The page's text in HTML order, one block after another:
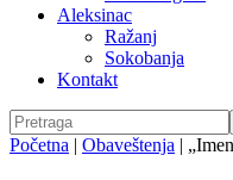
Aleksinac
Ražanj
Sokobanja
Kontakt
Početna | Obaveštenja |